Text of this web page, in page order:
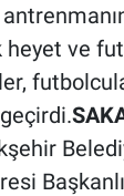
heyet ve